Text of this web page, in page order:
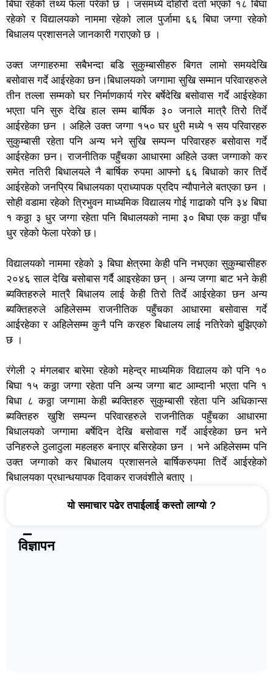
विज्ञापन
बिघा रहेको तथ्य फेला परेको छ । जसमध्ये दोहोरो दर्ता भएको १८ बिघा
रहेको र विद्यालयको नाममा रहेको लाल पुर्जामा ६६ बिघा जग्गा रहेको
बिधालय प्रशासनले जानकारी गराएको छ ।
उक्त जग्गाहरुमा सबैभन्दा बडि सुकुम्बासीहरु बिगत लामाे समयदेखि
बसाेवास गर्दे आईरहेका छन।बिधालयकाे जग्गामा सुखि सम्मान परिवारहरुले
तीन तल्ला सम्मकाे घर निर्माणकार्य गरेर बर्षेदेखि बसाेवास गर्दे आईरहेका
भएता पनि सुरु देखि हाल सम्म बार्षिक ३० जनाले मात्रै तिराेे तिर्दे
आईरहेका छन । अहिले उक्त जग्गा १५० घर धुरी मध्ये १ सय परिवारहरु
सुकुम्बासी रहेता पनि अन्य भने सुखि सम्पन्न परिवारहरु बसाेवास गर्दे
आईरहेका छन। राजनीतिक पहुँचका आधारमा अहिले उक्त जग्गाकाे कर
समेत नतिरी बिधालयले नै बार्षिक रुपमा आफ्नो ६६ बिधाकाे कार तिर्दे
आईरहेकाे जनप्रिय बिधालयका प्राध्यापक प्रदिप न्याैपानेले बतएका छन ।
सोही वडामा रहेको त्रिभुवन माध्यमिक विद्यालय गोई गाढाको पनि ३४ बिघा
१ कठ्ठा ३ धुर जग्गा रहेता पनि बिधालयकाे नामा ३० बिघा एक कठ्ठा पाँच
धुर रहेको फेला परेको छ।
विद्यालयकाे नाममा रहेकाे ३ बिघा क्षेत्रमा केही पनि नभएका सुकुम्बासीहरु
२०४६ साल देखि बसोबास गर्दै आइरहेका छन् । अन्य जग्गा बाट भने केही
ब्यक्तिहरुले मात्रै बिधालय लाई केही तिराे तिर्दे आईरहेका छन अन्य
ब्यक्तिहरुले अहिलेसम्म राजनीतिक पहुँचका आधारमा बसाेवास गर्दे
आईरहेका र अहिलेसम्म कुनै पनि करहरु बिधालय लाई नतिरेकाे बुझिएकाे
छ ।
रंगेली २ मंगलबार बारेमा रहेको महेन्द्र माध्यमिक विद्यालय को पनि १०
बिघा १५ कठ्ठा जग्गा रहेता पनि अन्य जग्गा बाट आम्दानी भएता पनि १
बिधा ८ कठ्ठा जग्गामा केही ब्यक्तिहरु सुकुम्बासी रहेता पनि अधिकान्स
ब्यक्तिहरु खुशि सम्पन्न परिवारहरुले राजनीतिक पहुँचका आधारमा
बिधालयकाे जग्गामा बर्षेदिन देखि बसाेवास गर्दे आईरहेका छन भने
उनिहरुले ठुलाठुला महलहरु बनाएर बसिरहेका छन । भने अहिलेसम्म पनि
उक्त जग्गाको कर बिधालय प्रशासनले बार्षिकरुपमा तिर्दे आईरहेकाे
बिधालयका प्रधान्धयापक दिवाकर राजवंशीले बताए ।
यो समाचार पढेर तपाईलाई कस्तो लाग्यो ?